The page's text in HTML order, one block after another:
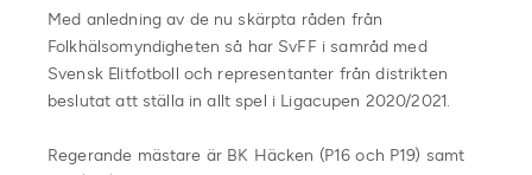
Med anledning av de nu skärpta råden från
Folkhälsomyndigheten så har SvFF i samråd med
Svensk Elitfotboll och representanter från distrikten
beslutat att ställa in allt spel i Ligacupen 2020/2021.
Regerande mästare är BK Häcken (P16 och P19) samt